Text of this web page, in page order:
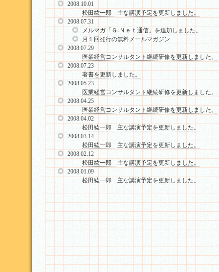
2008.10.01
松田紘一郎 主な講演予定を更新しました。
2008.07.31
メルマガ「Ｇ-Ｎｅｔ通信」を追加しました。
月１回発行の無料メールマガジン
2008.07.29
医業経営コンサルタント継続研修を更新しました。
2008.07.23
著書を更新しました。
2008.05.23
医業経営コンサルタント継続研修を更新しました。
2008.04.25
医業経営コンサルタント継続研修を更新しました。
2008.04.02
松田紘一郎 主な講演予定を更新しました。
2008.03.14
松田紘一郎 主な講演予定を更新しました。
2008.02.12
松田紘一郎 主な講演予定を更新しました。
2008.01.09
松田紘一郎 主な講演予定を更新しました。